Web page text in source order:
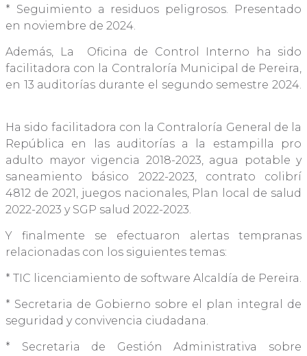
* Seguimiento a residuos peligrosos. Presentado
en noviembre de 2024.
Además, La Oficina de Control Interno ha sido
facilitadora con la Contraloría Municipal de Pereira,
en 13 auditorías durante el segundo semestre 2024.
Ha sido facilitadora con la Contraloría General de la
República en las auditorías a la estampilla pro
adulto mayor vigencia 2018-2023, agua potable y
saneamiento básico 2022-2023, contrato colibrí
4812 de 2021, juegos nacionales, Plan local de salud
2022-2023 y SGP salud 2022-2023.
Y finalmente se efectuaron alertas tempranas
relacionadas con los siguientes temas:
* TIC licenciamiento de software Alcaldía de Pereira.
* Secretaria de Gobierno sobre el plan integral de
seguridad y convivencia ciudadana.
* Secretaria de Gestión Administrativa sobre